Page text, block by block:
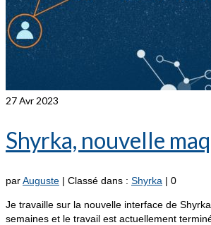
27Avr 2023
Shyrka, nouvelle
parAuguste | Classé dans : Shyrka | 0
Je travaille sur la nouvelle interface de
semaines et le travail est actuellement